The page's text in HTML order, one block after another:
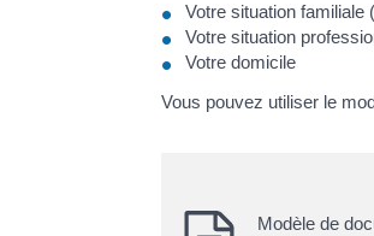
Votre situation familiale
Votre situation
Votre domicile
Vous pouvez utiliser le
Modèle de